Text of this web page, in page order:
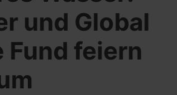
und Global
Fund feiern